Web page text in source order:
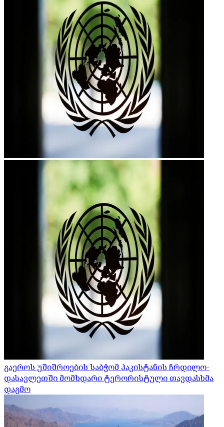
გაეროს უშიშროების საბჭომ პაკისტანის ჩრდილო-
დასავლეთში მომხდარი ტერორისტული თავდასხმა
დაგმო